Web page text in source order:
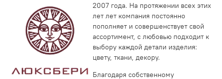
2007 года. На протяжении всех этих
лет лет компания постоянно
пополняет и совершенствует свой
ассортимент, с любовью подходит к
выбору каждой детали изделия:
цвету, ткани, декору.
Благодаря собственному